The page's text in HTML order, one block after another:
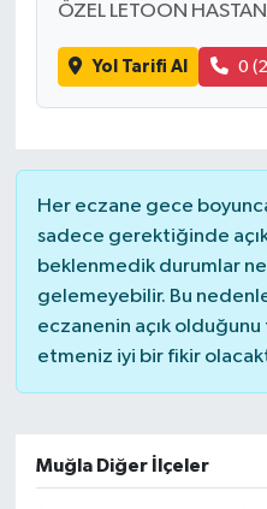
ÖZEL LETOON
Yol Tarifi Al 0
Her eczane gece
sadece gerektiğinde
beklenmedik durumlar
gelemeyebilir. Bu
eczanenin açık olduğunu
etmeniz iyi bir fikir
Muğla Diğer İlçeler